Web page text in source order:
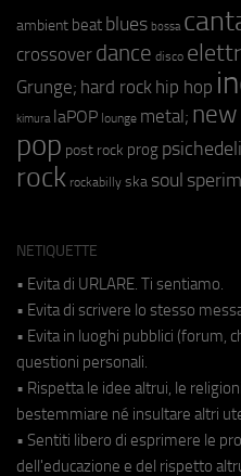
ambient beat blues bossa
crossover dance disco
Grunge; hard rock hip hop
kimura laPOP lounge metal;
pop post rock prog
rock rockabilly ska soul
NETIQUETTE
• Evita di URLARE. Ti sentiamo.
• Evita di scrivere lo stesso
• Evita in luoghi pubblici (forum,
questioni personali.
• Rispetta le idee altrui, le
bestemmiare né insultare altri
• Sentiti libero di esprimere le
dell'educazione e del rispetto